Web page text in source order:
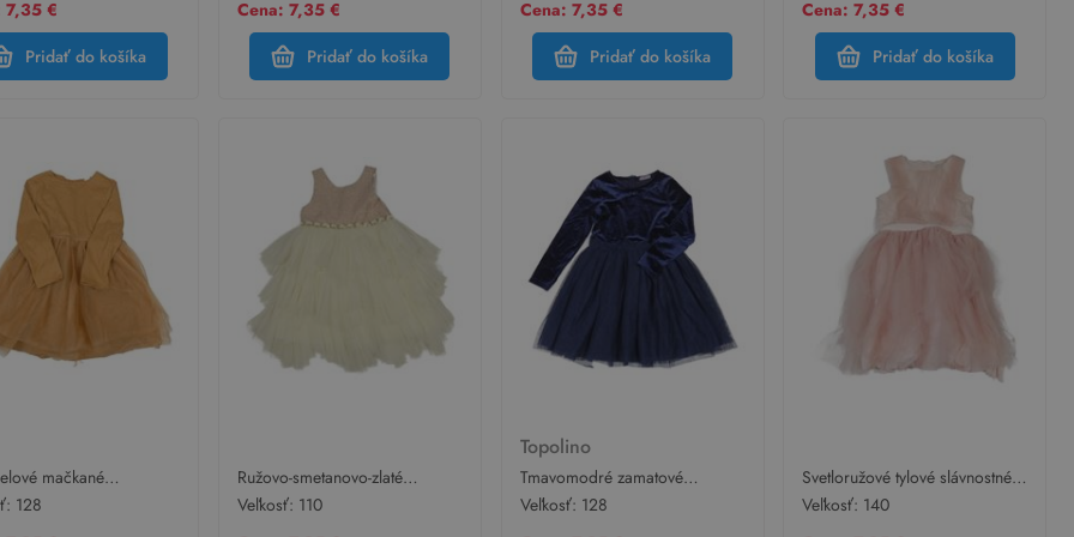
7,35 €
Pridať do košíka
Cena: 7,35 €
Pridať do košíka
Cena: 7,35 €
Pridať do košíka
Cena: 7,35 €
Pridať do košíka
mačkané
šaty so třpytivým
128
Ružovo-smetanovo-zlaté
slávnostné tylové šaty Couture
Veľkosť: 110
Topolino
Tmavomodré zamatové
slávnostné šaty s tylovou sukní
Veľkosť: 128
Svetloružové tylové slávnostné
šaty
Veľkosť: 140